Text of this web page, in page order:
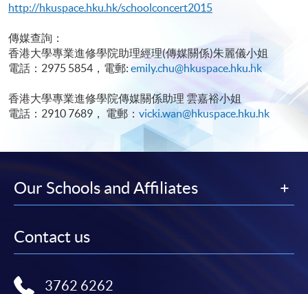
http://hkuspace.hku.hk/schoolconcert2015
傳媒查詢：
香港大學專業進修學院助理經理(傳媒關係)朱麗儀小姐
電話：2975 5854，電郵: emily.chu@hkuspace.hku.hk
香港大學專業進修學院傳媒關係助理 雲嘉裕小姐
電話：2910 7689， 電郵： vicki.wan@hkuspace.hku.hk
Our Schools and Affiliates
Contact us
3762 6262